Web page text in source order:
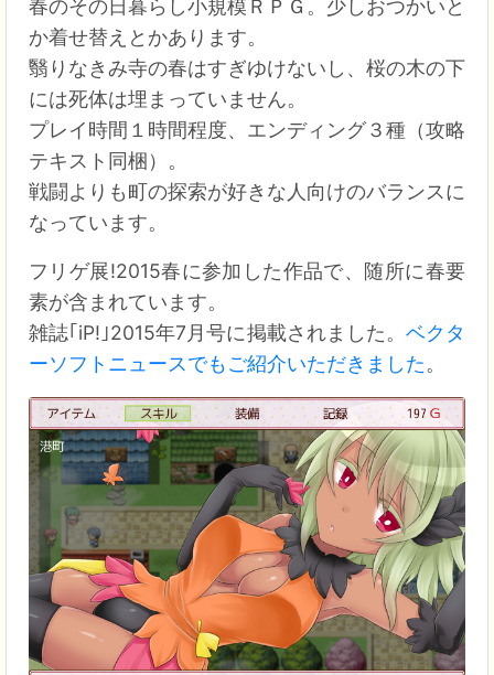
春のその日暮らし小規模ＲＰＧ。少しおつかいと
か着せ替えとかあります。
翳りなきみ寺の春はすぎゆけないし、桜の木の下
には死体は埋まっていません。
プレイ時間１時間程度、エンディング３種（攻略
テキスト同梱）。
戦闘よりも町の探索が好きな人向けのバランスに
なっています。
フリゲ展!2015春に参加した作品で、随所に春要
素が含まれています。
雑誌｢iP!｣2015年7月号に掲載されました。 ベクタ
ーソフトニュースでもご紹介いただきました。